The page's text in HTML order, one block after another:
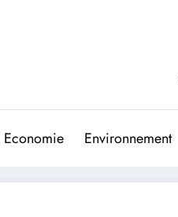
Economie Environnement